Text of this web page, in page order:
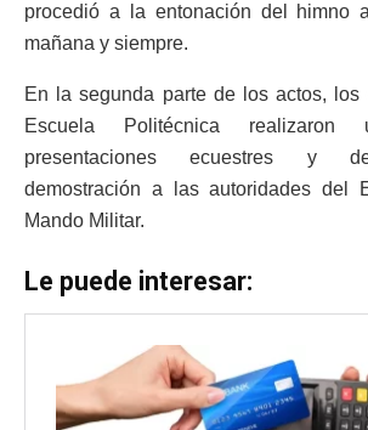
procedió a la entonación del himno
mañana y siempre.
En la segunda parte de los actos, los
Escuela Politécnica
presentaciones ecuestres y
demostración a las autoridades del
Mando Militar.
Le puede interesar: